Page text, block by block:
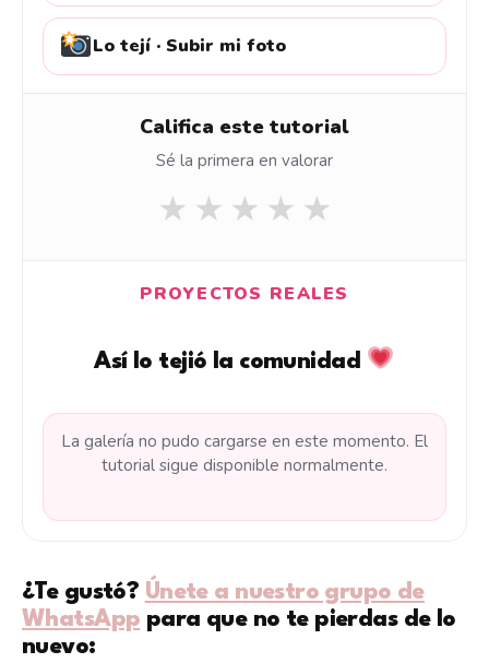
Lo tejí · Subir mi foto
Califica este tutorial
Sé la primera en valorar
★ ★ ★ ★ ★
PROYECTOS REALES
Así lo tejió la comunidad
La galería no pudo cargarse en este momento. El
tutorial sigue disponible normalmente.
¿Te gustó? Únete a nuestro grupo de
WhatsApp para que no te pierdas de lo
nuevo: